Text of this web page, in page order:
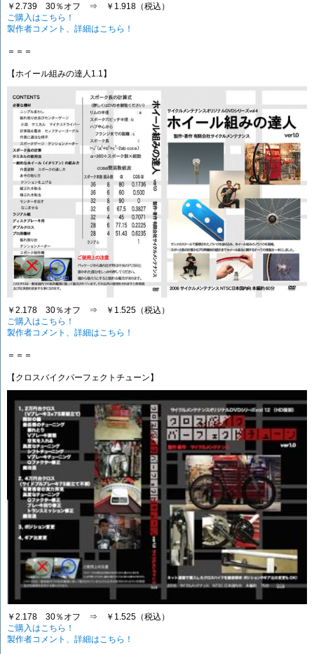
￥2.739 30％オフ ⇒ ￥1.918（税込）
ご購入はこちら！
製作者コメント、詳細はこちら！
＝＝＝
【ホイール組みの達人1.1】
￥2.178 30％オフ ⇒ ￥1.525（税込）
ご購入はこちら！
製作者コメント、詳細はこちら！
＝＝＝
【クロスバイクパーフェクトチューン】
￥2.178 30％オフ ⇒ ￥1.525（税込）
ご購入はこちら！
製作者コメント、詳細はこちら！